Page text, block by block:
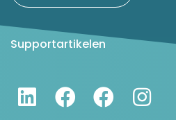
Supportartikelen